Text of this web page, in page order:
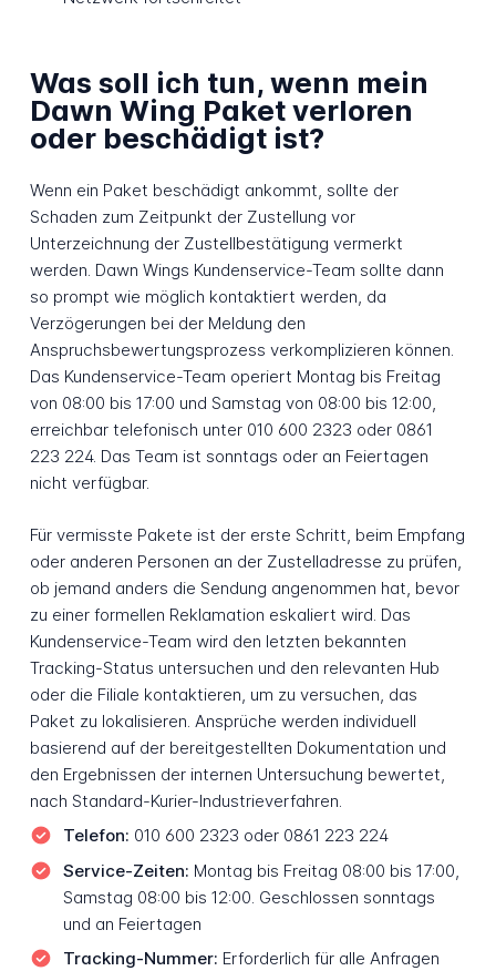
Was soll ich tun, wenn mein
Dawn Wing Paket verloren
oder beschädigt ist?
Wenn ein Paket beschädigt ankommt, sollte der
Schaden zum Zeitpunkt der Zustellung vor
Unterzeichnung der Zustellbestätigung vermerkt
werden. Dawn Wings Kundenservice-Team sollte dann
so prompt wie möglich kontaktiert werden, da
Verzögerungen bei der Meldung den
Anspruchsbewertungsprozess verkomplizieren können.
Das Kundenservice-Team operiert Montag bis Freitag
von 08:00 bis 17:00 und Samstag von 08:00 bis 12:00,
erreichbar telefonisch unter 010 600 2323 oder 0861
223 224. Das Team ist sonntags oder an Feiertagen
nicht verfügbar.
Für vermisste Pakete ist der erste Schritt, beim Empfang
oder anderen Personen an der Zustelladresse zu prüfen,
ob jemand anders die Sendung angenommen hat, bevor
zu einer formellen Reklamation eskaliert wird. Das
Kundenservice-Team wird den letzten bekannten
Tracking-Status untersuchen und den relevanten Hub
oder die Filiale kontaktieren, um zu versuchen, das
Paket zu lokalisieren. Ansprüche werden individuell
basierend auf der bereitgestellten Dokumentation und
den Ergebnissen der internen Untersuchung bewertet,
nach Standard-Kurier-Industrieverfahren.
Telefon: 010 600 2323 oder 0861 223 224
Service-Zeiten: Montag bis Freitag 08:00 bis 17:00,
Samstag 08:00 bis 12:00. Geschlossen sonntags
und an Feiertagen
Tracking-Nummer: Erforderlich für alle Anfragen